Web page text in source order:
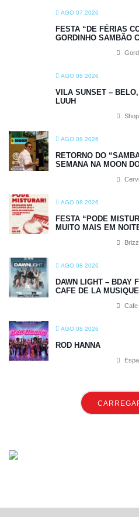
AGO 07 2026
FESTA “DE FÉRIAS
GORDINHO SAMBÃO
AGO 08 2026
VILA SUNSET –
LUUH
AGO 08 2026
RETORNO DO
SEMANA NA MOON
AGO 08 2026
FESTA “PODE
MUITO MAIS EM
Brizz
AGO 08 2026
DAWN LIGHT – BDAY
CAFE DE LA
Cafe
AGO 08 2026
ROD HANNA